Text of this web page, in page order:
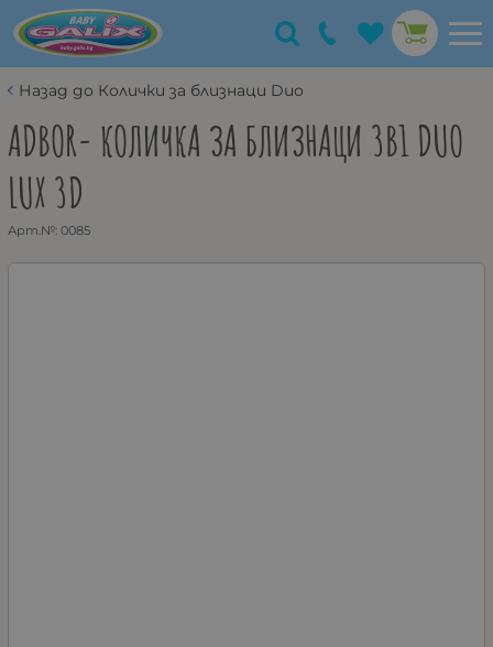
Назад до Колички за близнаци Duo
ADBOR- КОЛИЧКА ЗА БЛИЗНАЦИ 3В1 DUO
LUX 3D
Арт.№: 0085